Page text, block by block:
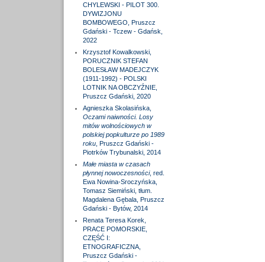
CHYLEWSKI - PILOT 300.
DYWIZJONU
BOMBOWEGO, Pruszcz
Gdański - Tczew - Gdańsk,
2022
Krzysztof Kowalkowski,
PORUCZNIK STEFAN
BOLESŁAW MADEJCZYK
(1911-1992) - POLSKI
LOTNIK NA OBCZYŹNIE,
Pruszcz Gdański, 2020
Agnieszka Skolasińska,
Oczami naiwności. Losy
mitów wolnościowych w
polskiej popkulturze po 1989
roku, Pruszcz Gdański -
Piotrków Trybunalski, 2014
Małe miasta w czasach
płynnej nowoczesności, red.
Ewa Nowina-Sroczyńska,
Tomasz Siemiński, tłum.
Magdalena Gębala, Pruszcz
Gdański - Bytów, 2014
Renata Teresa Korek,
PRACE POMORSKIE,
CZĘŚĆ I:
ETNOGRAFICZNA,
Pruszcz Gdański -